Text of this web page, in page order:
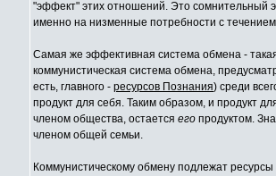
"эффект" этих отношений. Это сомнительный
именно на низменные потребности с
Самая же эффективная система обмена -
коммунистическая система обмена,
есть, главного - ресурсов Познания) среди
продукт для себя. Таким образом, и продукт
членом общества, остается его продуктом.
членом общей семьи.
Коммунистическому обмену подлежат